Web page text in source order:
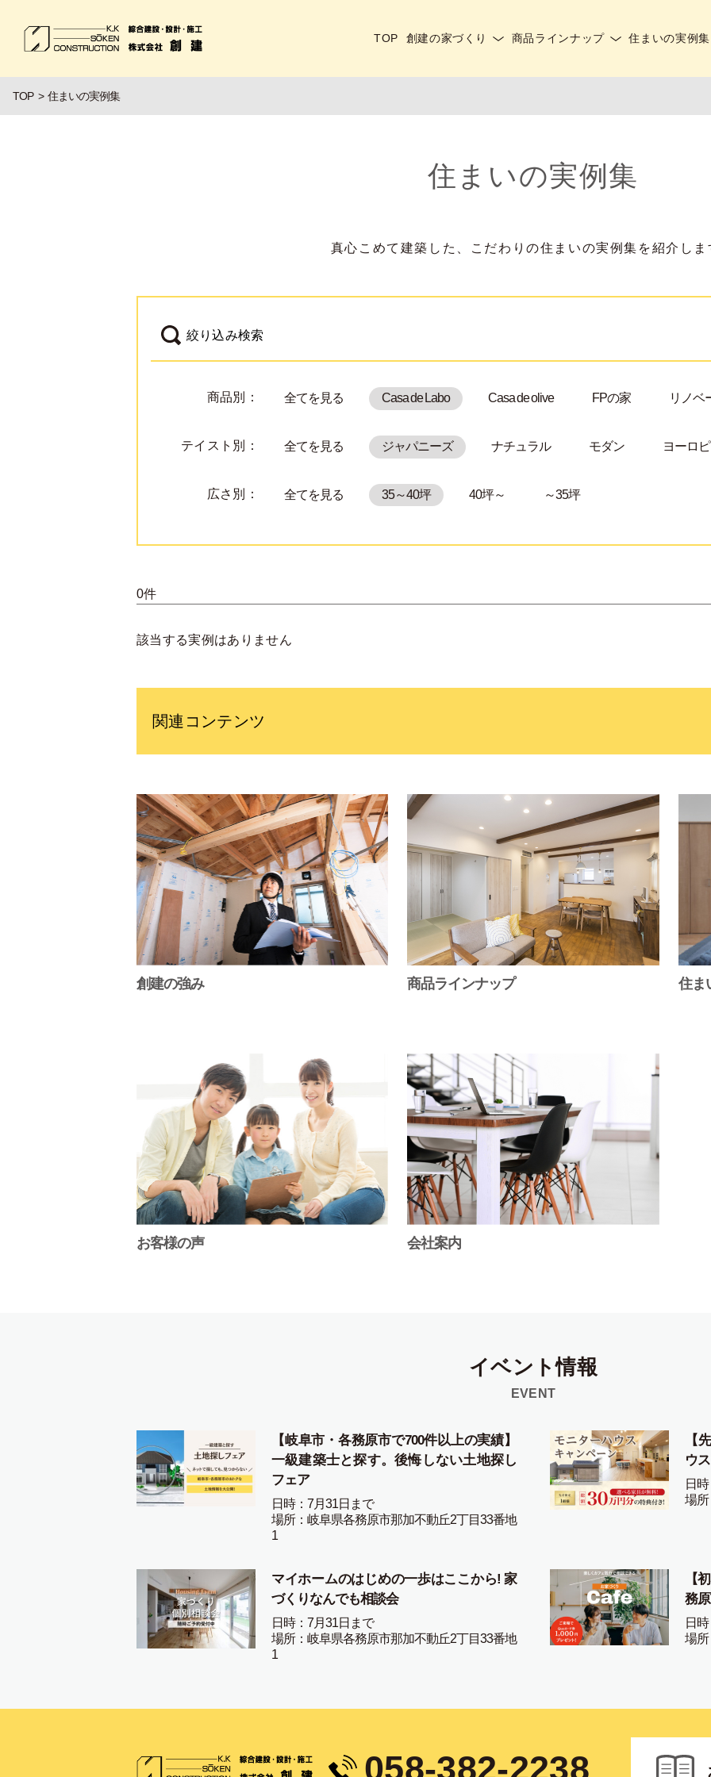
TOP 創建の家づくり 商品ラインナップ 住まいの実例集
TOP 住まいの実例集
住まいの実例集
真心こめて建築した、こだわりの住まいの実例集を紹介しま
絞り込み検索
商品別： 全てを見る Casa de Labo Casa de olive FPの家 リノベ
テイスト別： 全てを見る ジャパニーズ ナチュラル モダン ヨーロ
広さ別： 全てを見る 35～40坪 40坪～ ～35坪
0件
該当する実例はありません
関連コンテンツ
創建の強み 商品ラインナップ 住ま
お客様の声 会社案内
イベント情報
EVENT
【岐阜市・各務原市で700件以上の実績】
一級建築士と探す。後悔しない土地探し
フェア
日時：7月31日まで
場所：岐阜県各務原市那加不動丘2丁目33番地
1
【
ウ
日
場
マイホームのはじめの一歩はここから! 家
づくりなんでも相談会
日時：7月31日まで
場所：岐阜県各務原市那加不動丘2丁目33番地
1
【
務
日
場
058-382-2238